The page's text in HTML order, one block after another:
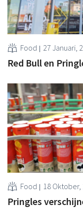
Food 27 Januari,
Red Bull en
Food 18 Oktober,
Pringles